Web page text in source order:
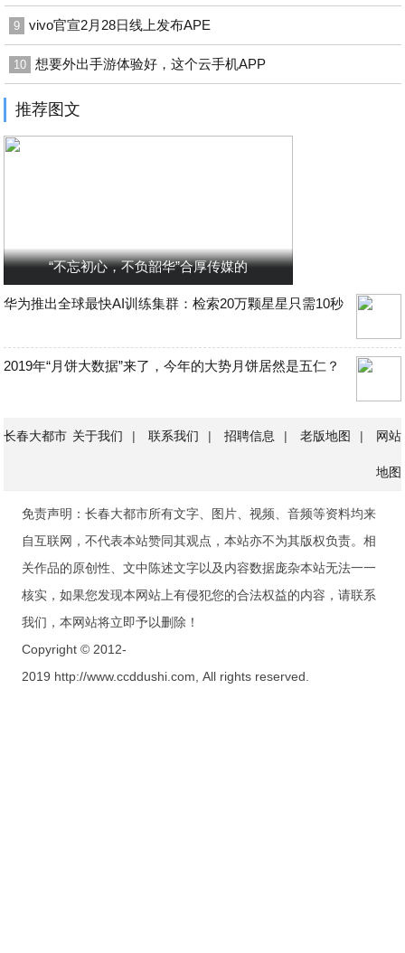
9 vivo官宣2月28日线上发布APE
10 想要外出手游体验好，这个云手机APP
推荐图文
“不忘初心，不负韶华”合厚传媒的
华为推出全球最快AI训练集群：检索20万颗星星只需10秒
2019年“月饼大数据”来了，今年的大势月饼居然是五仁？
长春大都市 关于我们 | 联系我们 | 招聘信息 | 老版地图 | 网站
地图
免责声明：长春大都市所有文字、图片、视频、音频等资料均来
自互联网，不代表本站赞同其观点，本站亦不为其版权负责。相
关作品的原创性、文中陈述文字以及内容数据庞杂本站无法一一
核实，如果您发现本网站上有侵犯您的合法权益的内容，请联系
我们，本网站将立即予以删除！
Copyright © 2012-
2019 http://www.ccddushi.com, All rights reserved.